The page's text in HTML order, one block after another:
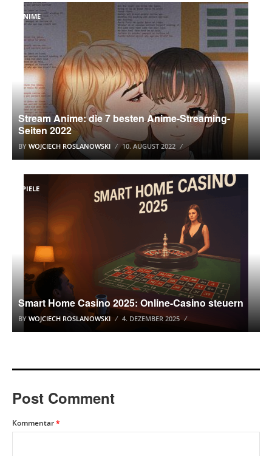
ANIME
Stream Anime: die 7 besten Anime-Streaming-
Seiten 2022
BY WOJCIECH ROSLANOWSKI 10. AUGUST 2022
SPIELE
Smart Home Casino 2025: Online-Casino steuern
BY WOJCIECH ROSLANOWSKI 4. DEZEMBER 2025
Post Comment
Kommentar*